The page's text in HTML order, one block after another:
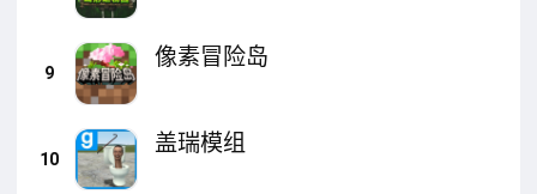
9
像素冒险岛
10
盖瑞模组